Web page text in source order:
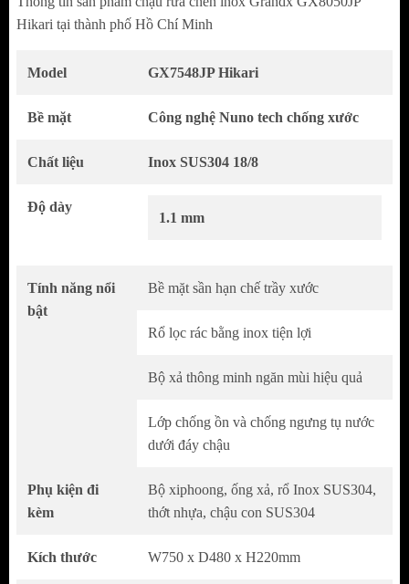
Inox SUS304 Cao Cấp – Nền Tảng Của Độ Bền
xúc với thực phẩm
Độ dày 1.1 mm mang lại cảm giác chắc chắn,
Chống gỉ sét và oxy hóa tốt, duy trì độ sáng
Công Nghệ Bề Mặt Nuno Tech – Giữ Vẻ Đẹp
Hạn chế trầy xước trong quá trình sử dụng
Hikari tại thành phố Hồ Chí Minh
Model GX7548JP Hikari
Bề mặt Công nghệ Nuno tech chống xước
Chất liệu Inox SUS304 18/8
Độ dày
1.1 mm
Tính năng nổi
bật
Bề mặt sần hạn chế trầy xước
Rổ lọc rác bằng inox tiện lợi
Bộ xả thông minh ngăn mùi hiệu quả
Lớp chống ồn và chống ngưng tụ nước
dưới đáy chậu
Phụ kiện đi
kèm
Bộ xiphoong, ống xả, rổ Inox SUS304,
thớt nhựa, chậu con SUS304
Kích thước W750 x D480 x H220mm